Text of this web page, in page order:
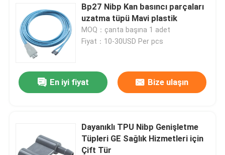
Bize Ulaşın
Haberler
Vakalar
Yeniden kullanılabilir spO2 sensörü
Bp27 Nibp Kan basıncı parçaları
uzatma tüpü Mavi plastik
MOQ：çanta başına 1 adet
Fiyat：10-30USD Per pcs
En iyi fiyat Bize ulaşın
Dayanıklı TPU Nibp Genişletme
Tüpleri GE Sağlık Hizmetleri için
Çift Tür